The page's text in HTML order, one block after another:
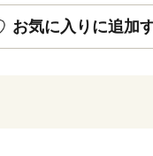
お気に入りに追加